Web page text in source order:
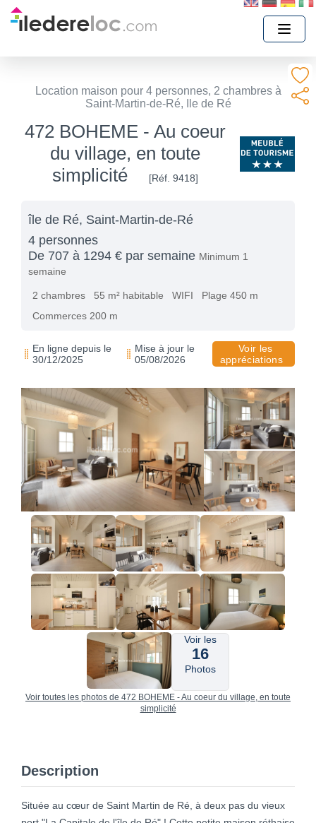
Location maison pour 4 personnes, 2 chambres à
Saint-Martin-de-Ré, Ile de Ré
472 BOHEME - Au coeur
du village, en toute
simplicité
[Réf. 9418]
île de Ré, Saint-Martin-de-Ré
4 personnes
De 707 à 1294 € par semaine Minimum 1
semaine
2 chambres 55 m² habitable WIFI
Plage 450 m
Commerces 200 m
En ligne depuis le
30/12/2025
Mise à jour le
05/08/2026
Voir les
appréciations
Voir les
16
Photos
Voir toutes les photos de 472 BOHEME - Au coeur du village, en toute
simplicité
Description
Située au cœur de Saint Martin de Ré, à deux pas du vieux